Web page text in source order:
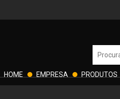
HOME EMPRESA PRODUTOS